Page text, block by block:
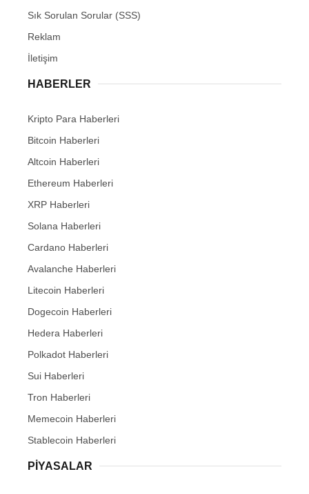
Sık Sorulan Sorular (SSS)
Reklam
İletişim
HABERLER
Kripto Para Haberleri
Bitcoin Haberleri
Altcoin Haberleri
Ethereum Haberleri
XRP Haberleri
Solana Haberleri
Cardano Haberleri
Avalanche Haberleri
Litecoin Haberleri
Dogecoin Haberleri
Hedera Haberleri
Polkadot Haberleri
Sui Haberleri
Tron Haberleri
Memecoin Haberleri
Stablecoin Haberleri
PIYASALAR